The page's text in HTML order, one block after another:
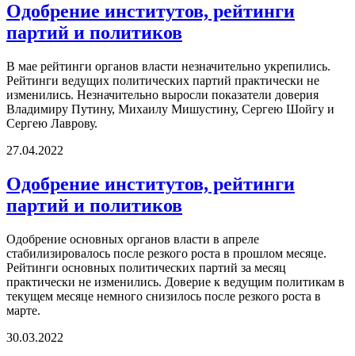
Одобрение институтов, рейтинги
партий и политиков
В мае рейтинги органов власти незначительно укрепились.
Рейтинги ведущих политических партий практически не
изменились. Незначительно выросли показатели доверия
Владимиру Путину, Михаилу Мишустину, Сергею Шойгу и
Сергею Лаврову.
27.04.2022
Одобрение институтов, рейтинги
партий и политиков
Одобрение основных органов власти в апреле
стабилизировалось после резкого роста в прошлом месяце.
Рейтинги основных политических партий за месяц
практически не изменились. Доверие к ведущим политикам в
текущем месяце немного снизилось после резкого роста в
марте.
30.03.2022